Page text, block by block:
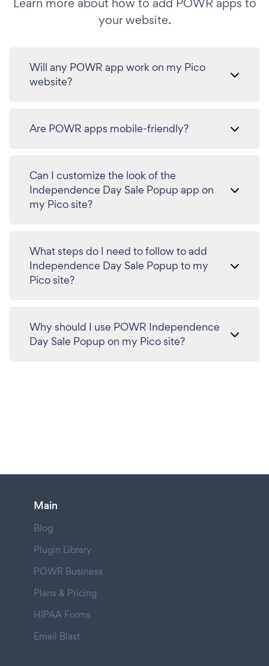
your website.
Will any POWR app work on my Pico
website?
Are POWR apps mobile-friendly?
Can I customize the look of the
Independence Day Sale Popup app on
my Pico site?
What steps do I need to follow to add
Independence Day Sale Popup to my
Pico site?
Why should I use POWR Independence
Day Sale Popup on my Pico site?
Main
Blog
Plugin Library
POWR Business
Plans & Pricing
HIPAA Forms
Email Blast